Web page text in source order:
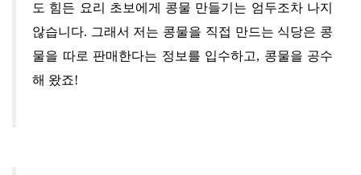
도 힘든 요리 초보에게 콩물 만들기는 엄두조차 나지
않습니다. 그래서 저는 콩물을 직접 만드는 식당은 콩
물을 따로 판매한다는 정보를 입수하고, 콩물을 공수
해 왔죠!